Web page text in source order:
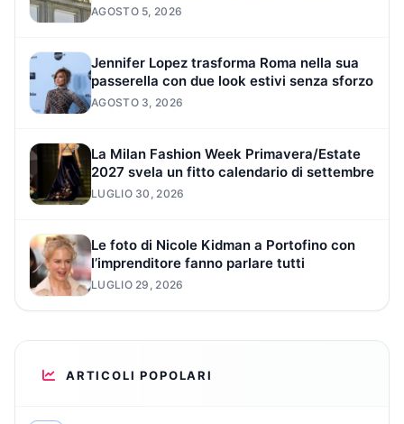
AGOSTO 5, 2026
Jennifer Lopez trasforma Roma nella sua
passerella con due look estivi senza sforzo
AGOSTO 3, 2026
La Milan Fashion Week Primavera/Estate
2027 svela un fitto calendario di settembre
LUGLIO 30, 2026
Le foto di Nicole Kidman a Portofino con
l’imprenditore fanno parlare tutti
LUGLIO 29, 2026
ARTICOLI POPOLARI